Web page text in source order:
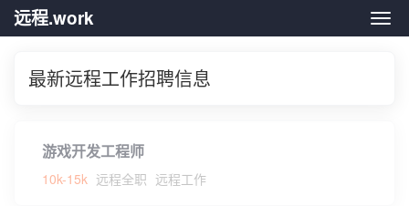
远
远程.work
最新远程工作招聘信息
游戏开发工程师
10k-15k 远程全职 远程工作